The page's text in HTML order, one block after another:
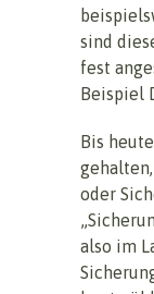
sind
fest
Beispiel
Bis
oder
also im